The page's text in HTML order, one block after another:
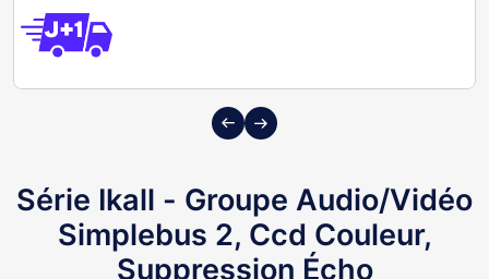
Previous
Next
Série Ikall - Groupe Audio/Vidéo
Simplebus 2, Ccd Couleur,
Suppression Écho